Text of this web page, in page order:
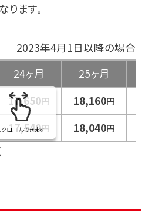
ります。
2023年4月1日以降の場合
24ヶ月
25ヶ月
17,650円 18,160円
17,540円 18,040円
クロールできます